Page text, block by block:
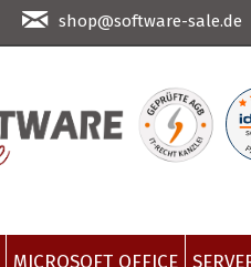
shop@software-sale.de
MICROSOFT OFFICE